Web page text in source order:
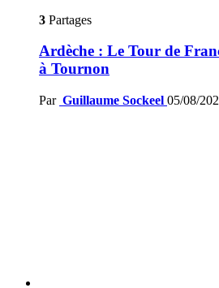
3 Partages
Ardèche : Le Tour de
à Tournon
Par Guillaume Sockeel 05/08/